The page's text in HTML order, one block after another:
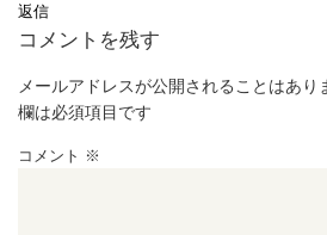
返信
コメントを残す
メールアドレスが公開されることはあり
欄は必須項目です
コメント ※